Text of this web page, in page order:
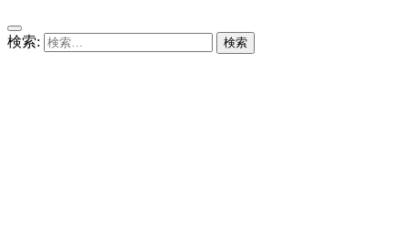
検索: